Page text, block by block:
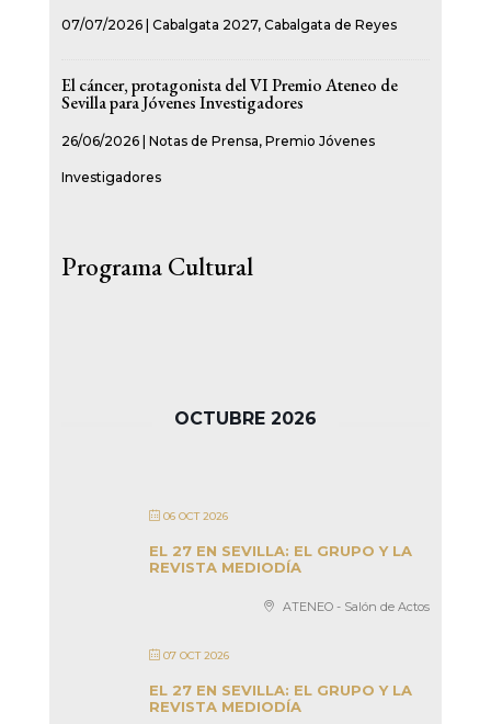
07/07/2026| Cabalgata 2027, Cabalgata de Reyes
El cáncer, protagonista del VI Premio Ateneo de
Sevilla para Jóvenes Investigadores
26/06/2026| Notas de Prensa, Premio Jóvenes
Investigadores
Programa Cultural
OCTUBRE 2026
06 OCT 2026
EL 27 EN SEVILLA: EL GRUPO Y LA
REVISTA MEDIODÍA
ATENEO - Salón de Actos
07 OCT 2026
EL 27 EN SEVILLA: EL GRUPO Y LA
REVISTA MEDIODÍA